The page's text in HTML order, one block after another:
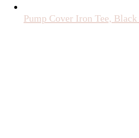
Pump Cover Iron Tee, Black